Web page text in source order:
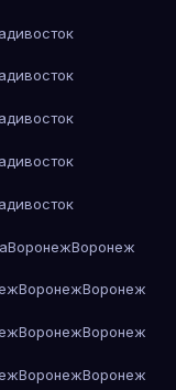
ВоронежВоронеж
ВоронежВоронеж
ВоронежВоронеж
ВоронежВоронеж